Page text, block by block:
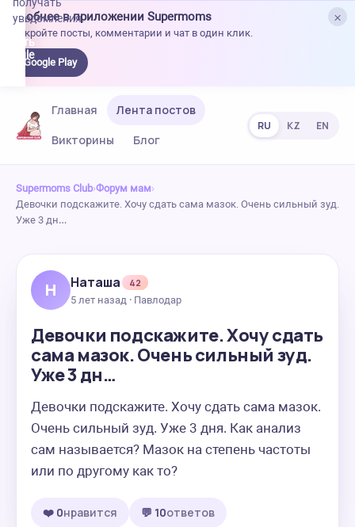
×
Удобнее в приложении Supermoms
Откройте посты, комментарии и чат в один клик.
Google Play
уведомления.
Главная
Лента постов
Викторины
Блог
RU KZ EN
Supermoms Club›Форум мам›
Девочки подскажите. Хочу сдать сама мазок. Очень сильный зуд.
Уже 3 дн…
Н Наташа
42
5 лет назад · Павлодар
Девочки подскажите. Хочу сдать
сама мазок. Очень сильный зуд.
Уже 3 дн…
Девочки подскажите. Хочу сдать сама мазок.
Очень сильный зуд. Уже 3 дня. Как анализ
сам называется? Мазок на степень частоты
или по другому как то?
❤️ 0нравится 💬 10ответов